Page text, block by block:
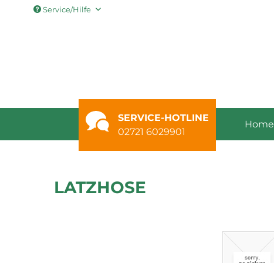
Service/Hilfe
SERVICE-HOTLINE
02721 6029901
Home
LATZHOSE